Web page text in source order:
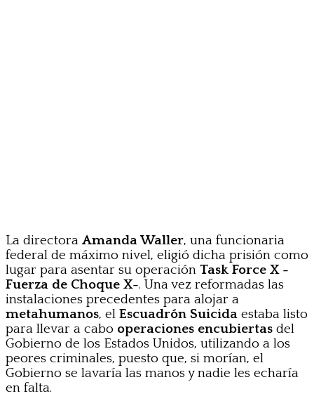
La directora Amanda Waller, una funcionaria
federal de máximo nivel, eligió dicha prisión como
lugar para asentar su operación Task Force X -
Fuerza de Choque X-. Una vez reformadas las
instalaciones precedentes para alojar a
metahumanos, el Escuadrón Suicida estaba listo
para llevar a cabo operaciones encubiertas del
Gobierno de los Estados Unidos, utilizando a los
peores criminales, puesto que, si morían, el
Gobierno se lavaría las manos y nadie les echaría
en falta.